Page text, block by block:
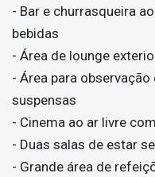
- Bar e churrasqueira
bebidas
- Área de lounge
- Área para
suspensas
- Cinema ao ar livre
- Duas salas de estar
- Grande área de